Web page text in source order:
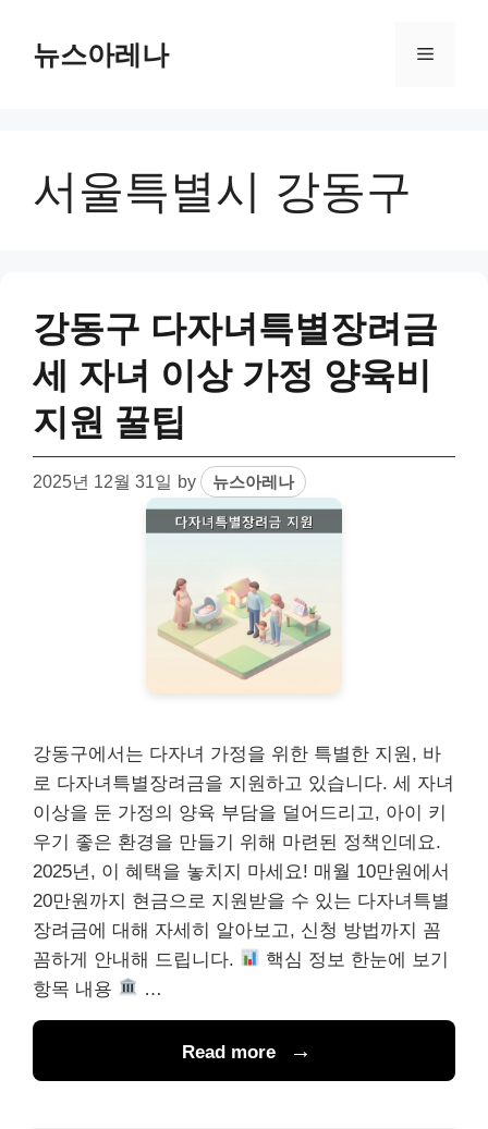
content뉴스아레나 Menu
서울특별시 강동구
강동구 다자녀특별장려금
세 자녀 이상 가정 양육비
지원 꿀팁
2025년 12월 31일 by 뉴스아레나
강동구에서는 다자녀 가정을 위한 특별한 지원, 바
로 다자녀특별장려금을 지원하고 있습니다. 세 자녀
이상을 둔 가정의 양육 부담을 덜어드리고, 아이 키
우기 좋은 환경을 만들기 위해 마련된 정책인데요.
2025년, 이 혜택을 놓치지 마세요! 매월 10만원에서
20만원까지 현금으로 지원받을 수 있는 다자녀특별
장려금에 대해 자세히 알아보고, 신청 방법까지 꼼
꼼하게 안내해 드립니다.
핵심 정보 한눈에 보기
항목 내용
…
Read more